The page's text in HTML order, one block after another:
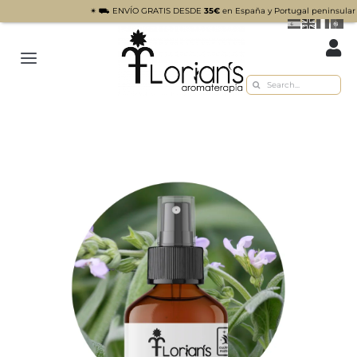
Toggle
Contacto
Buscar:
✴︎ ⛟ ENVÍO GRATIS DESDE35€ en España y Portugal peninsular ✴︎ Para